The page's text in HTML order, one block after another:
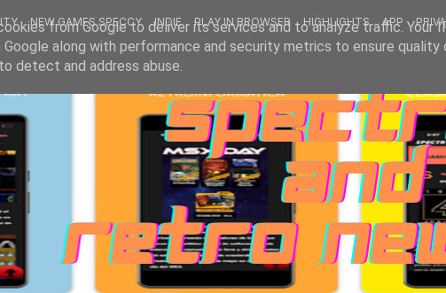
NEW GAMES SPECCY INDIE PLAY IN BROWSER HIGHLIGHTS APP
from Google to deliver its services and to analyze traffic. Your
Google along with performance and security metrics to ensure quality
detect and address abuse.